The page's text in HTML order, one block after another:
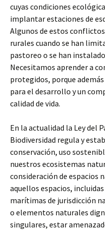
cuyas condiciones
implantar estaciones de
Algunos de estos
rurales cuando se han
pastoreo o se han
Necesitamos aprender a
protegidos, porque
para el desarrollo y un
calidad de vida.
En la actualidad la Ley del
Biodiversidad regula y
conservación, uso
nuestros ecosistemas
consideración de espacios
aquellos espacios,
marítimas de jurisdicción
o elementos naturales
singulares, estar